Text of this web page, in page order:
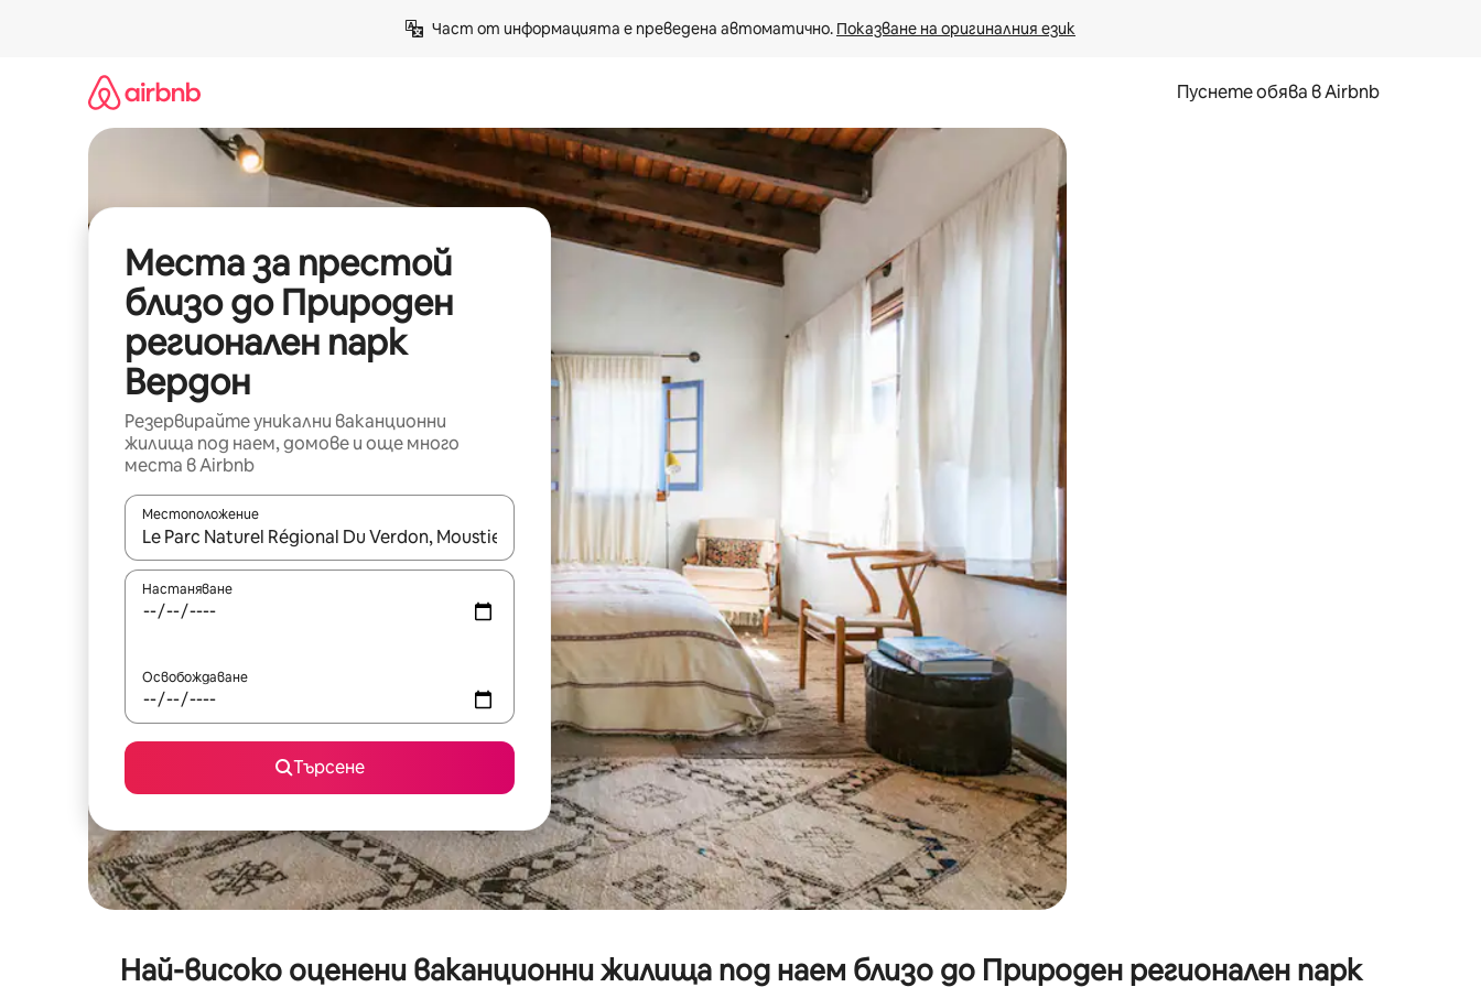
Част от информацията е преведена автоматично. Показване на оригиналния език
Пуснете обява в Airbnb
Места за престой
близо до Природен
регионален парк
Вердон
Резервирайте уникални ваканционни
жилища под наем, домове и още много
места в Airbnb
Местоположение
Когато резултатите се покажат, използвайте клавишите със стрелки нагоре и надолу или навигирайте с докосване или плъзгане.
Настаняване
Освобождаване
Търсене
Най-високо оценени ваканционни жилища под наем близо до Природен регионален парк